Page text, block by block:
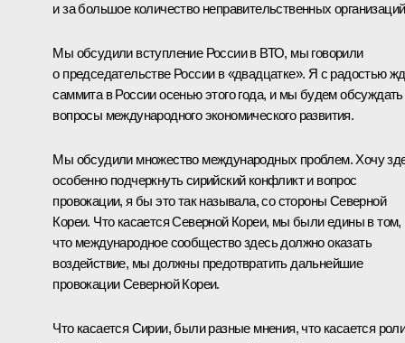
и за большое количество неправительственных
Мы обсудили вступление России в ВТО, мы говорили
о председательстве России в «двадцатке». Я с радостью
саммита в России осенью этого года, и мы будем обсуждать
вопросы международного экономического развития.
Мы обсудили множество международных проблем. Хочу
особенно подчеркнуть сирийский конфликт и вопрос
провокации, я бы это так называла, со стороны Северной
Кореи. Что касается Северной Кореи, мы были едины в том,
что международное сообщество здесь должно оказать
воздействие, мы должны предотвратить дальнейшие
провокации Северной Кореи.
Что касается Сирии, были разные мнения, что касается